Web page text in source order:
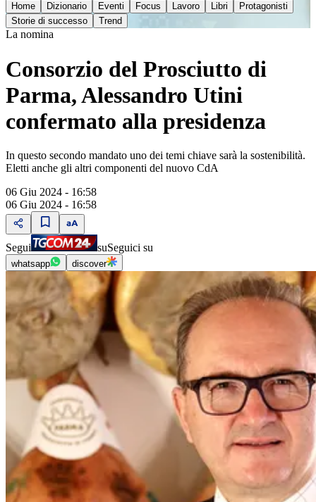
Home Dizionario Eventi Focus Lavoro Libri
Protagonisti
Storie di successo
Trend
La nomina
Consorzio del Prosciutto di
Parma, Alessandro Utini
confermato alla presidenza
In questo secondo mandato uno dei temi chiave sarà la sostenibilità.
Eletti anche gli altri componenti del nuovo CdA
06 Giu 2024 - 16:58
06 Giu 2024 - 16:58
Segui suSeguici su
whatsapp discover